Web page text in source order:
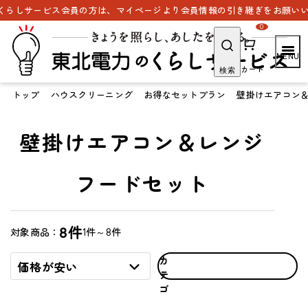
サービス会員の方は、マイページより会員情報の引き継ぎをお願いいた
検索 カート
0
トップ ハウスクリーニング お得なセットプラン 壁掛けエアコン
壁掛けエアコン＆レンジ
フードセット
対象商品： 8件1件～8件
価格が安い
カ
テ
ゴ